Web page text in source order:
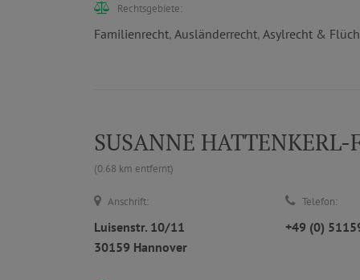
Rechtsgebiete:
Familienrecht, Ausländerrecht, Asylrecht &
SUSANNE
(0.68 km entfernt)
Anschrift:
Luisenstr. 10/11
30159 Hannover
Telefon:
+49 (0)